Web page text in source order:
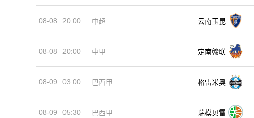
08-08 20:00 中超 云南玉昆
08-08 20:00 中甲 定南赣联
08-09 03:00 巴西甲 格雷米奥
08-09 05:30 巴西甲 瑞模贝雷